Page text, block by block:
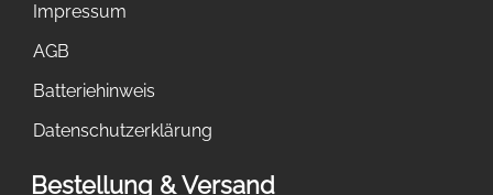
Impressum
AGB
Batteriehinweis
Datenschutzerklärung
Bestellung & Versand